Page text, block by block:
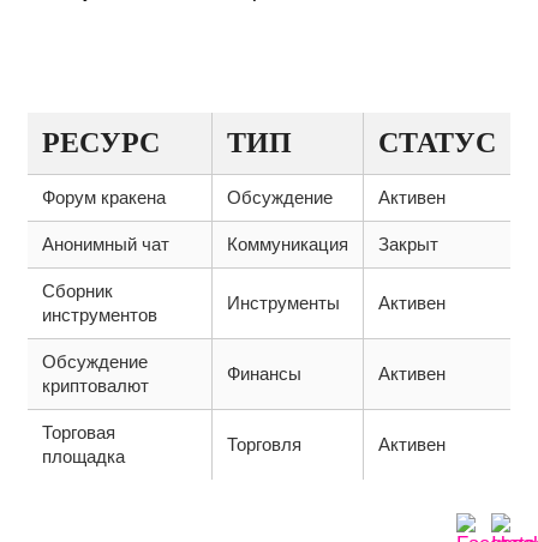
РЕСУРС ТИП СТАТУС
Форум кракена Обсуждение Активен
Анонимный чат Коммуникация Закрыт
Сборник
инструментов
Инструменты Активен
Обсуждение
криптовалют
Финансы Активен
Торговая
площадка
Торговля Активен